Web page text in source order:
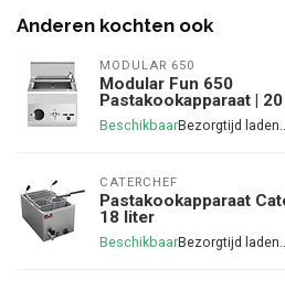
Anderen kochten ook
MODULAR 650
Modular Fun 650
Pastakookapparaat |
Beschikbaar
CATERCHEF
Pastakookapparaat
18 liter
Beschikbaar